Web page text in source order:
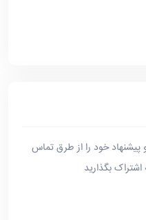
پیشنهاد خود را از طرق تماس
اشتراک بگذارید